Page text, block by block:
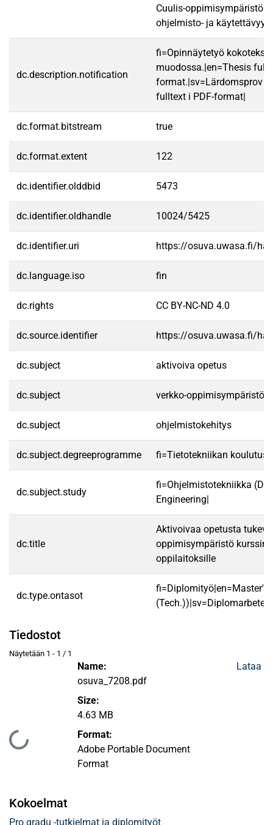
Cuulis-oppimisympäristön
ohjelmisto- ja
dc.description.notification
fi=Opinnäytetyö
muodossa.|en=Thesis
format.|sv=Lärdomsprov
fulltext i PDF-format|
dc.format.bitstream true
dc.format.extent 122
dc.identifier.olddbid 5473
dc.identifier.oldhandle 10024/5425
dc.identifier.uri https://osuva.uwasa.fi/
dc.language.iso fin
dc.rights CC BY-NC-ND 4.0
dc.source.identifier https://osuva.uwasa.fi/
dc.subject aktivoiva opetus
dc.subject verkko-oppimisympäristö
dc.subject ohjelmistokehitys
dc.subject.degreeprogramme fi=Tietotekniikan
dc.subject.study
fi=Ohjelmistotekniikka
Engineering|
dc.title
Aktivoivaa opetusta
oppimisympäristö
oppilaitoksille
dc.type.ontasot
fi=Diplomityö|en=Master's
(Tech.))|sv=Diplomarbete|
Tiedostot
Näytetään 1 - 1 / 1
Ladataan...
Name:
osuva_7208.pdf
Size:
4.63 MB
Format:
Adobe Portable Document
Format
Lataa
Kokoelmat
Pro gradu -tutkielmat ja diplomityöt